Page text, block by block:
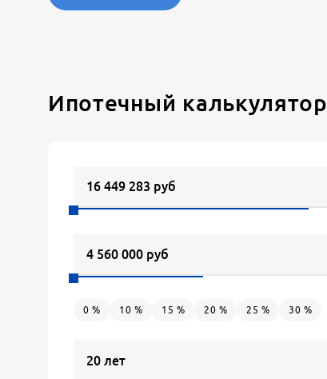
Ипотечный калькулятор
0 % 10 % 15 % 20 % 25 % 30 %